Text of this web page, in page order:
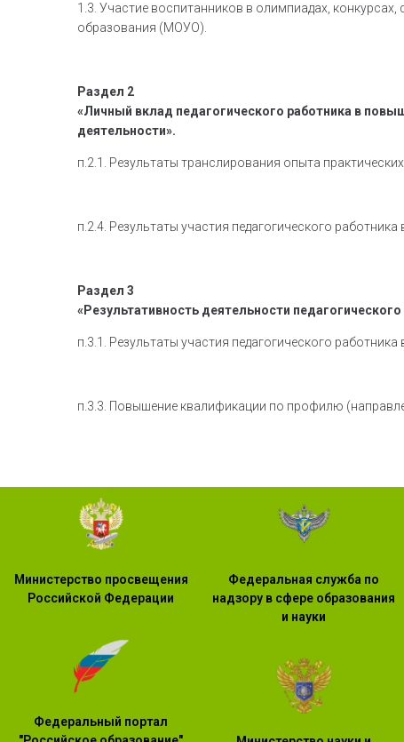
1.3. Участие воспитанников в олимпиадах,
образования (МОУО).
Раздел 2
«Личный вклад педагогического работника в
деятельности».
п.2.1. Результаты транслирования опыта
п.2.4. Результаты участия педагогического
Раздел 3
«Результативность деятельности
п.3.1. Результаты участия педагогического
п.3.3. Повышение квалификации по профилю
Министерство просвещения
Российской Федерации
Федеральный портал
Федеральная служба по
надзору в сфере образования
и науки